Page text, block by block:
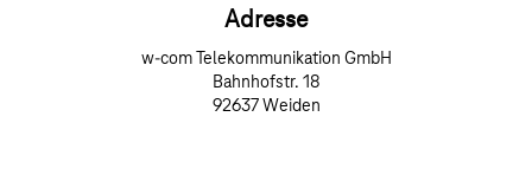
Adresse
w-com Telekommunikation GmbH
Bahnhofstr. 18
92637 Weiden